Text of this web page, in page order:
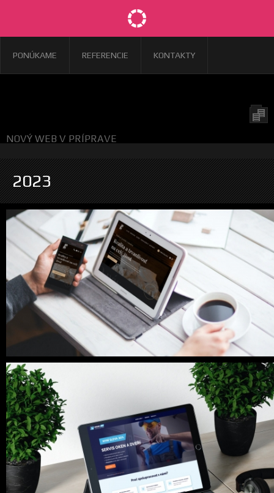
PONÚKAME REFERENCIE KONTAKTY
NOVÝ WEB V PRÍPRAVE
2023